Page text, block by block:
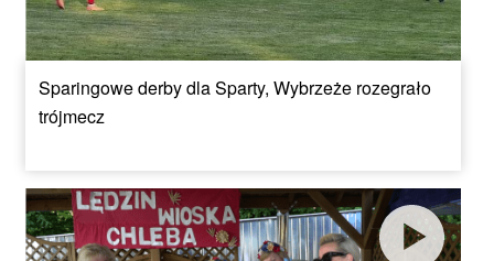
Sparingowe derby dla Sparty, Wybrzeże rozegrało
trójmecz